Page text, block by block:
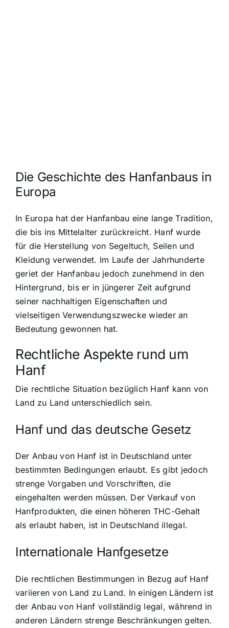
Die Geschichte des Hanfanbaus in
Europa
In Europa hat der Hanfanbau eine lange Tradition,
die bis ins Mittelalter zurückreicht. Hanf wurde
für die Herstellung von Segeltuch, Seilen und
Kleidung verwendet. Im Laufe der Jahrhunderte
geriet der Hanfanbau jedoch zunehmend in den
Hintergrund, bis er in jüngerer Zeit aufgrund
seiner nachhaltigen Eigenschaften und
vielseitigen Verwendungszwecke wieder an
Bedeutung gewonnen hat.
Rechtliche Aspekte rund um
Hanf
Die rechtliche Situation bezüglich Hanf kann von
Land zu Land unterschiedlich sein.
Hanf und das deutsche Gesetz
Der Anbau von Hanf ist in Deutschland unter
bestimmten Bedingungen erlaubt. Es gibt jedoch
strenge Vorgaben und Vorschriften, die
eingehalten werden müssen. Der Verkauf von
Hanfprodukten, die einen höheren THC-Gehalt
als erlaubt haben, ist in Deutschland illegal.
Internationale Hanfgesetze
Die rechtlichen Bestimmungen in Bezug auf Hanf
variieren von Land zu Land. In einigen Ländern ist
der Anbau von Hanf vollständig legal, während in
anderen Ländern strenge Beschränkungen gelten.